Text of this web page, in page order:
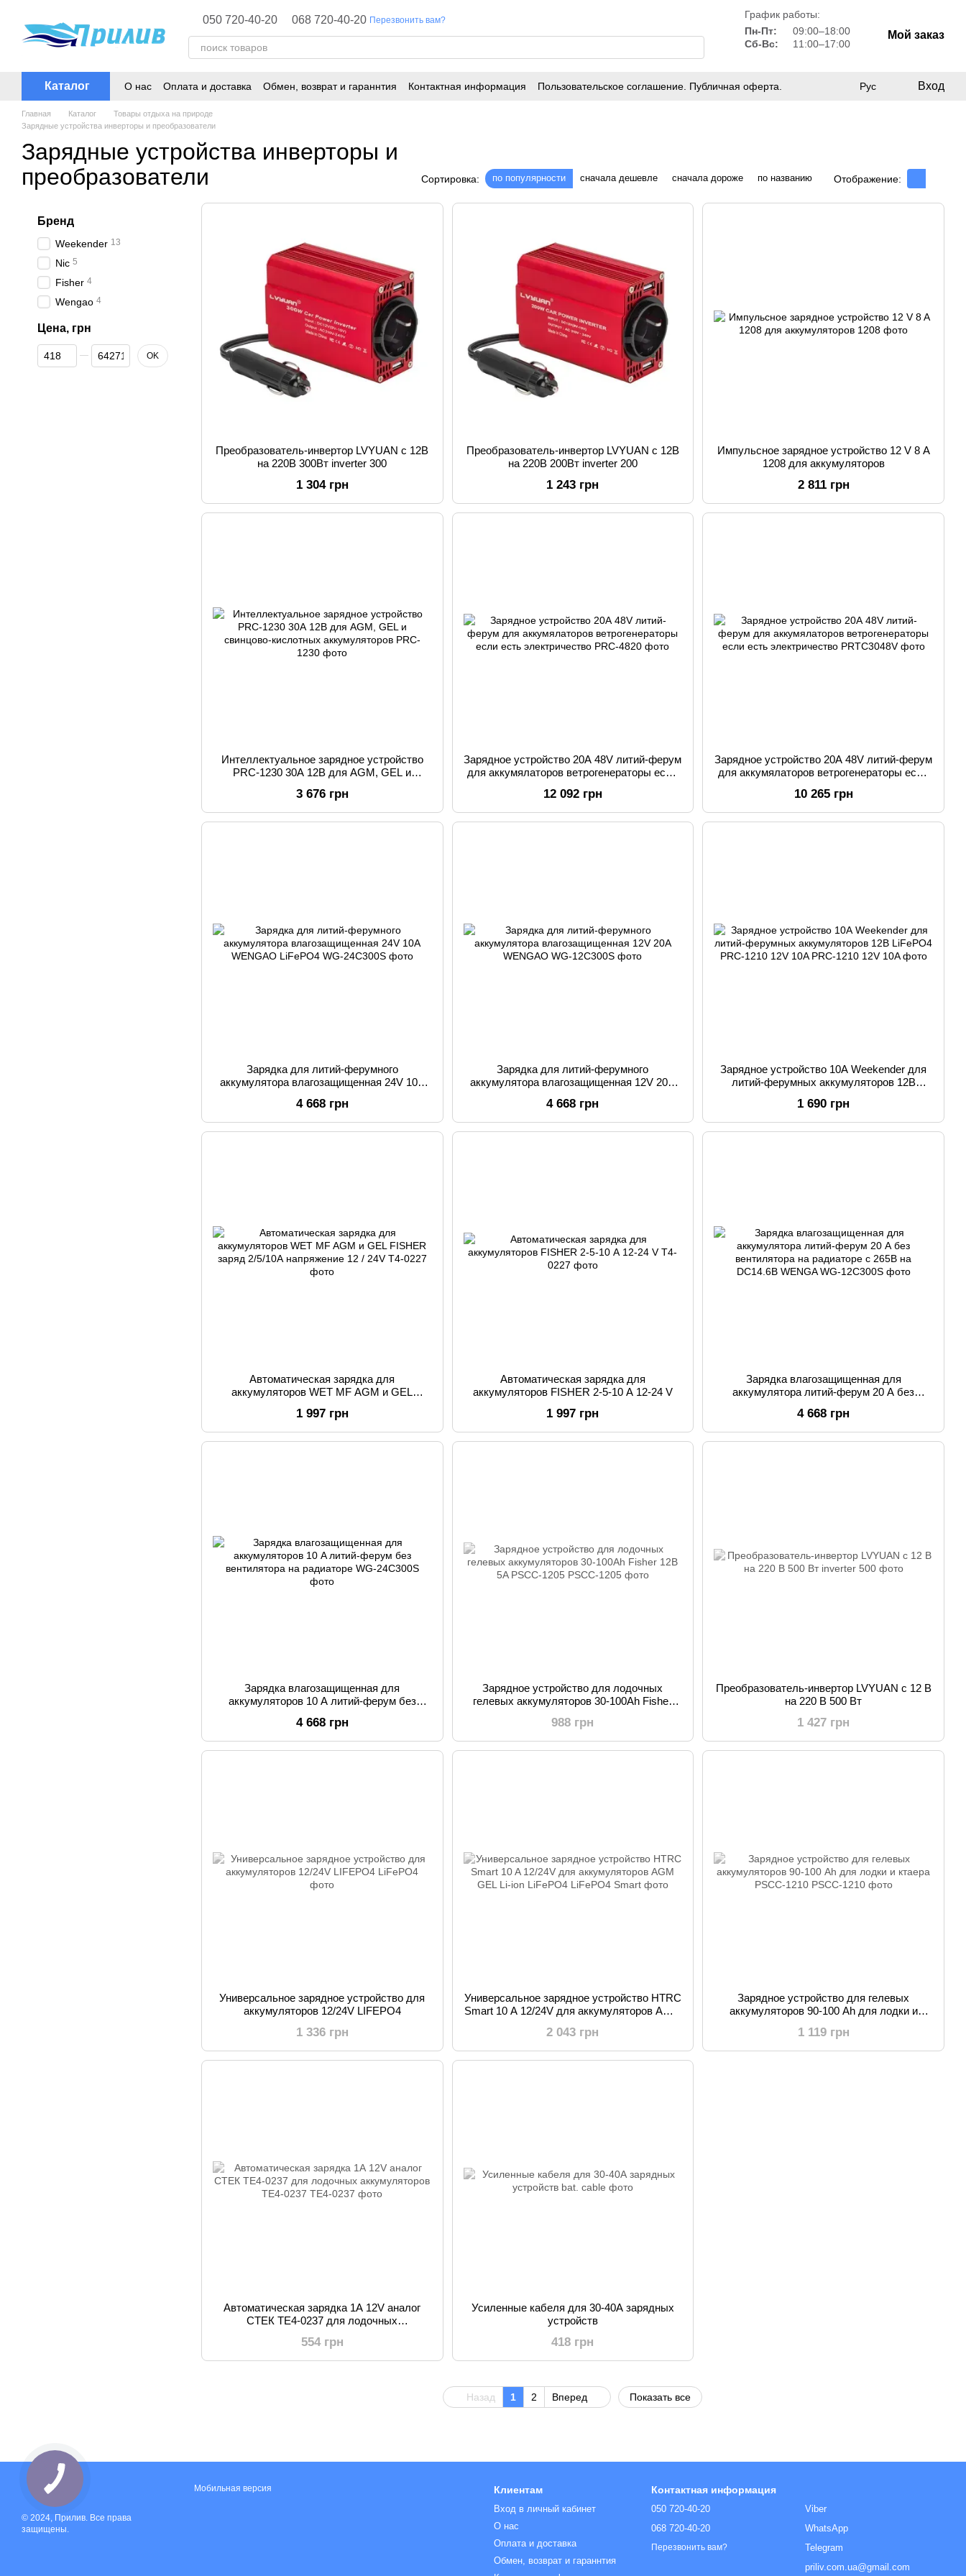
050 720-40-20 068 720-40-20 Перезвонить вам?
График работы:
Пн-Пт:
09:00–18:00
Сб-Вс:
11:00–17:00
Мой заказ
Каталог О нас Оплата и доставка Обмен, возврат и гараннтия Контактная информация
Пользовательское соглашение. Публичная оферта.
Рус Вход
Главная Каталог
Товары отдыха на природе
Зарядные устройства инверторы и преобразователи
Зарядные устройства инверторы и
преобразователи
Сортировка: по популярности сначала дешевле сначала дороже по названию Отображение:
Преобразователь-инвертор LVYUAN с 12В
на 220В 300Вт inverter 300
1 304 грн
Преобразователь-инвертор LVYUAN с 12В
на 220В 200Вт inverter 200
1 243 грн
Импульсное зарядное устройство 12 V 8 A
1208 для аккумуляторов
2 811 грн
Интеллектуальное зарядное устройство
PRC-1230 30А 12В для AGM, GEL и
3 676 грн
Зарядное устройство 20А 48V литий-ферум
для аккумялаторов ветрогенераторы если
12 092 грн
Зарядное устройство 20А 48V литий-ферум
для аккумялаторов ветрогенераторы если
10 265 грн
Зарядка для литий-ферумного
аккумулятора влагозащищенная 24V 10A
4 668 грн
Зарядка для литий-ферумного
аккумулятора влагозащищенная 12V 20A
4 668 грн
Зарядное устройство 10А Weekender для
литий-ферумных аккумуляторов 12В
1 690 грн
Автоматическая зарядка для
аккумуляторов WET MF AGM и GEL
1 997 грн
Автоматическая зарядка для
аккумуляторов FISHER 2-5-10 А 12-24 V
1 997 грн
Зарядка влагозащищенная для
аккумулятора литий-ферум 20 A без
DC14.6В WENGA
4 668 грн
Зарядка влагозащищенная для
аккумуляторов 10 A литий-ферум без
4 668 грн
Зарядное устройство для лодочных
гелевых аккумуляторов 30-100Ah Fisher
988 грн
Преобразователь-инвертор LVYUAN с 12 В
на 220 В 500 Вт
1 427 грн
Универсальное зарядное устройство для
аккумуляторов 12/24V LIFEPO4
1 336 грн
Универсальное зарядное устройство HTRC
Smart 10 A 12/24V для аккумуляторов AGM
2 043 грн
Зарядное устройство для гелевых
аккумуляторов 90-100 Ah для лодки и
1 119 грн
Автоматическая зарядка 1А 12V аналог
СТЕК TE4-0237 для лодочных
554 грн
Усиленные кабеля для 30-40А зарядных
устройств
418 грн
Назад 1 2 Вперед Показать все
Бренд
Weekender 13
Nic 5
Fisher 4
Wengao 4
Цена, грн
От Цена, грн
До Цена, грн OK
© 2024, Прилив. Все права
защищены.
Мобильная версия Клиентам
Вход в личный кабинет
О нас
Оплата и доставка
Обмен, возврат и гараннтия
Контактная информация
050 720-40-20
068 720-40-20
Перезвонить вам?
Viber
WhatsApp
Telegram
priliv.com.ua@gmail.com